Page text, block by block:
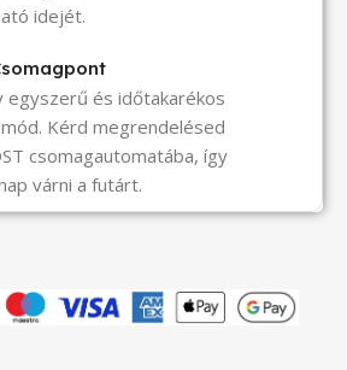
idejét.
egyszerű és időtakarékos
Kérd megrendelésed
csomagautomatába, így
várni a futárt.